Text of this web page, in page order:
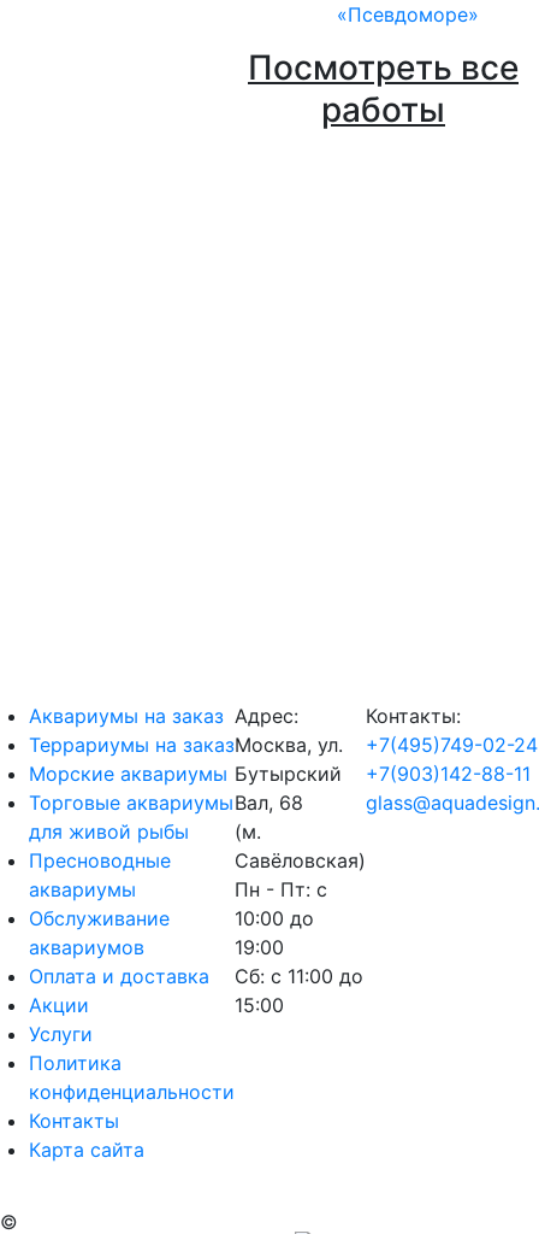
«Псевдоморе»
Посмотреть все
работы
Аквариумы на заказ
Террариумы на заказ
Морские аквариумы
Торговые аквариумы
для живой рыбы
Пресноводные
аквариумы
Обслуживание
аквариумов
Оплата и доставка
Акции
Услуги
Политика
конфиденциальности
Контакты
Карта сайта
Адрес:
Москва, ул.
Бутырский
Вал, 68
(м.
Савёловская)
Пн - Пт: с
10:00 до
19:00
Сб: с 11:00 до
15:00
Контакты:
+7(495)749-02-24
+7(903)142-88-11
©